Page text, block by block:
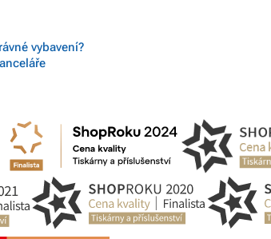
vybavení?